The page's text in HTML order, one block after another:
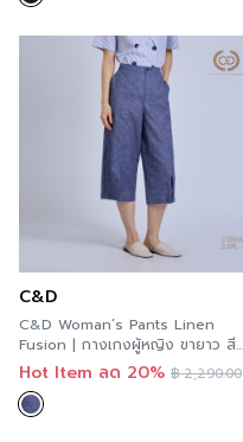
C&D
C&D Woman’s Pants Linen
Fusion | กางเกงผู้หญิง ขายาว สี
กรม C9ZENV
Hot Item ลด 20% ฿2,290.00